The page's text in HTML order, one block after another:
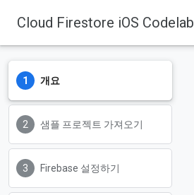
Cloud Firestore iOS Codelab
개요
샘플 프로젝트 가져오기
Firebase 설정하기